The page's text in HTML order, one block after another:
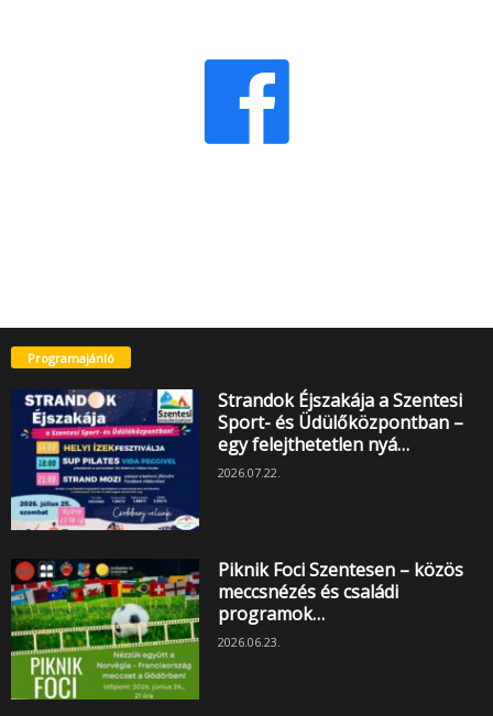
Programajánló
Strandok Éjszakája a Szentesi
Sport- és Üdülőközpontban –
egy felejthetetlen nyá…
2026.07.22.
Piknik Foci Szentesen – közös
meccsnézés és családi
programok…
2026.06.23.